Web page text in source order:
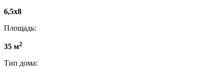
6,5х8
Площадь:
35 м2
Тип дома: